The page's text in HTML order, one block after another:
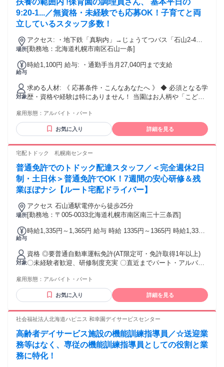
しいことにも前向きにチャレンジしたい方 ・オープニングス
タッフとして、お店づくりにも携わってみたい方 ・成長中の
会社でキャリアアップを目指したい方 ・チームワークを大切
にしながら働ける方
扶養の範囲内 !保育園の調理員さん、 基本平日の
9:20-1...／無資格・未経験でも応募OK！子育てと両
立しているスタッフ多数！
場所
アクセス: ・地下鉄「真駒内」→じょうてつバス「石山2-4」
より徒歩２分 ・真駒内・川沿・藤野方面からはバス１本（車
[勤務地：北海道札幌市南区石山一条]
給与
時給1,100円 給与: ・通勤手当月27,040円まで支給
対象
求める人材: 《 応募条件・こんなあなたへ 》 ◆ 必須となる学
歴・資格や経験は特にありません！ 当園はお人柄や「こども
仕事が初めての方やブランクがある方を大歓迎しています。
安心してご応募ください。 ＼ こんな方にピッタリです ／ ・
平日13時までの短時間で、扶養内に収まる範囲で無理なく働
休みが取りやすい職場で働きたい方 ・資格はないけれど、普
持ち帰り仕事がなく、家事や育児としっかり両立させたい方
・こども達の「美味しい！」という声や笑顔を間近で見られ
る仕事に就きたい方 ＼ 以下の経験がある方は即戦力で活躍✨
／ ・保育園、幼稚園、学校給食センターなどでの集団調理の
経験 ・飲食店やカフェ、社員食堂などでの調理補助やキッチ
ンスタッフの経験 ・栄養士や調理師としての実務経験（資格
乳食作りなどの知識がある方 ・その他、チームで協力しなが
問 扶養内OK｜残業なし｜車通勤OK｜有給取得推進
雇用形態： アルバイト・パート
お気に入り 詳細を見る
宅配トドック 札幌南センター
普通免許でのトドック配達スタッフ／＜完全週休2日
制・土日休＞普通免許でOK！7週間の安心研修＆残
業ほぼナシ【ルート宅配ドライバー】
場所
アクセス 石山通駅電停から徒歩25分
[勤務地：〒005-0033北海道札幌市南区南三十三条西]
給与
時給1,335円～1,365円 給与 時給 1335円～1365円 時給1,335
上 ※祝祭日勤務時給＋30円 交通費：交通費支給
対象
資格 ◎要普通自動車運転免許(AT限定可・免許取得1年以上)
〇未経験者歓迎、研修制度充実 〇直近までパート・アルバイ
〇ハローワークでお探しの方もぜひ！
雇用形態： アルバイト・パート
お気に入り 詳細を見る
社会福祉法人北海道ハピニス 和幸園デイサービスセンター
高齢者デイサービス施設の機能訓練指導員／☆送迎業
務等はなく、専従の機能訓練指導員としての役割と業
務に特化！